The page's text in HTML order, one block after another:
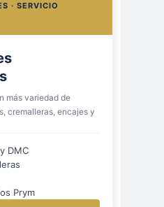
· SERVICIO
más variedad de
cremalleras, encajes y
DMC
Prym